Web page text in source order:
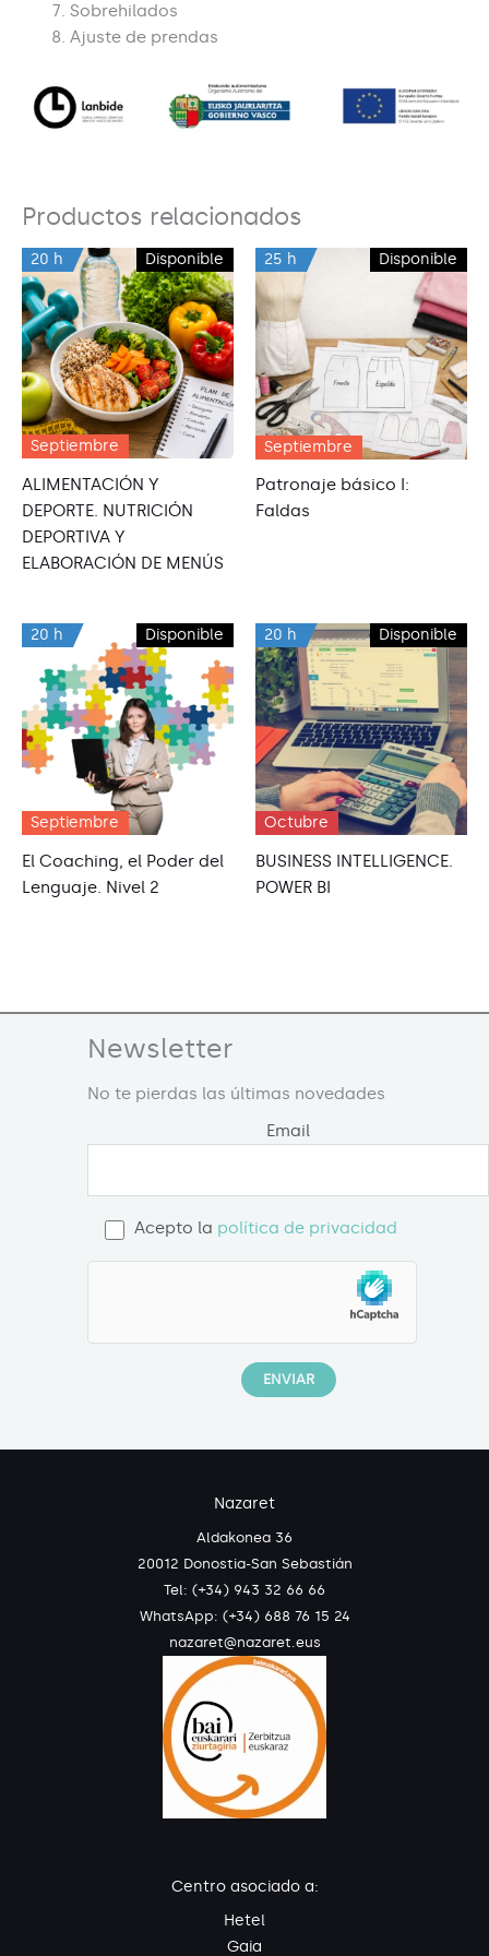
Sobrehilados
Ajuste de prendas
Productos relacionados
Septiembre
Disponible
20 h
ALIMENTACIÓN Y
DEPORTE. NUTRICIÓN
DEPORTIVA Y
ELABORACIÓN DE MENÚS
Septiembre
Disponible
25 h
Patronaje básico I:
Faldas
Septiembre
Disponible
20 h
El Coaching, el Poder del
Lenguaje. Nivel 2
Octubre
Disponible
20 h
BUSINESS INTELLIGENCE.
POWER BI
Newsletter
No te pierdas las últimas novedades
Email
Acepto la política de privacidad
Nazaret
Aldakonea 36
20012 Donostia-San Sebastián
Tel: (+34) 943 32 66 66
WhatsApp: (+34) 688 76 15 24
nazaret@nazaret.eus
Centro asociado a:
Hetel
Gaia